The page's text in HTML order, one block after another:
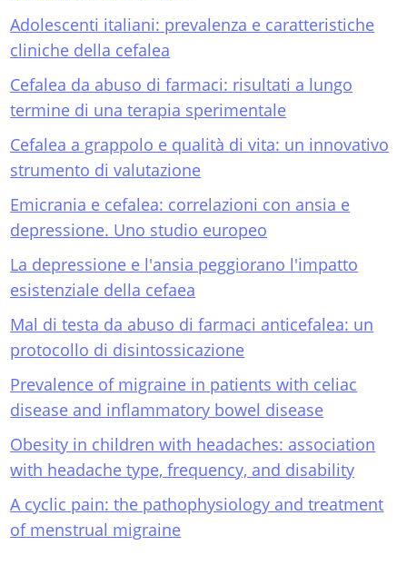
Adolescenti italiani: prevalenza e caratteristiche
cliniche della cefalea
Cefalea da abuso di farmaci: risultati a lungo
termine di una terapia sperimentale
Cefalea a grappolo e qualità di vita: un innovativo
strumento di valutazione
Emicrania e cefalea: correlazioni con ansia e
depressione. Uno studio europeo
La depressione e l'ansia peggiorano l'impatto
esistenziale della cefaea
Mal di testa da abuso di farmaci anticefalea: un
protocollo di disintossicazione
Prevalence of migraine in patients with celiac
disease and inflammatory bowel disease
Obesity in children with headaches: association
with headache type, frequency, and disability
A cyclic pain: the pathophysiology and treatment
of menstrual migraine